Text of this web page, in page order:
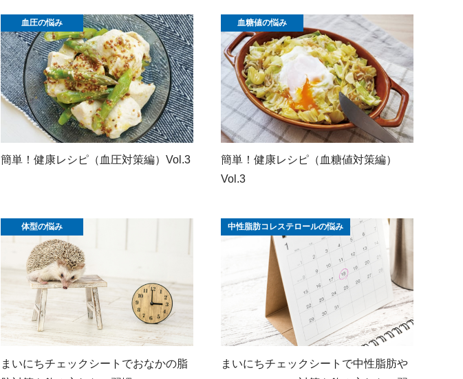
血圧の悩み
簡単！健康レシピ（血圧対策編）Vol.3
血糖値の悩み
簡単！健康レシピ（血糖値対策編）
Vol.3
体型の悩み
まいにちチェックシートでおなかの脂
中性脂肪コレステロールの悩み
まいにちチェックシートで中性脂肪や